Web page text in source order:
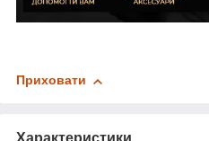
Приховати